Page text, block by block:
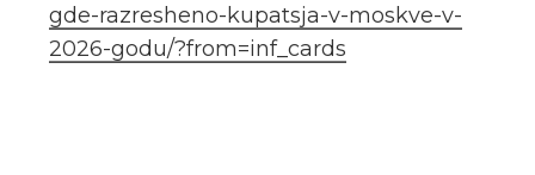
gde-razresheno-kupatsja-v-moskve-v-
2026-godu/?from=inf_cards